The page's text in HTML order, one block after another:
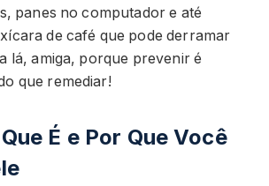
panes no computador e até
de café que pode derramar
lá, amiga, porque prevenir é
que remediar!
É e Por Que Você